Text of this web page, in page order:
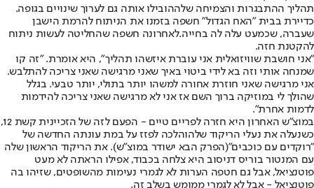
תהליך ההתבגרות והצמיחה שלההובילו אותה גם לערוך שינויים בגופה.
כדיירת בבית "האח הגדול" חשפה בזמנו את הניתוח להרמת הישבן
שעברה, שכמעט עלה לה בחייה.לאחרונה חשפה שהחליטה לעשות ניתוח
להקטנת חזה.
"אני חושבת שוויזואלית אני עוברת איזשהו תהליך", היא אומרת. "זה קו
שמנחה אותי וזה בא לידי ביטוי באיך שאני מרגישה שאני צריכה להתלבש.
אני מרגישה שאני חוזרת אחורה למשהו יותר בתולי, יותר טבעי. בגלל
שהולך לי במוזיקה ברוך השם אז אני לא מרגישה שאני צריכה להידמות
לדמות אחרת".
במוצ"ש האחרון היא חזרה לפריים טיים - הפעם לזה של הזכיינית קשת 12,
כשנעלה את נעלי הריקוד שלהוהלכה לפזז על במת עונתה החדשה של
"רוקדים עם כוכבים"(הפרק הבא ישודר במוצ"ש). את הריקוד הראשון שלה
עם המנטור בוריס דניסוב היא צלחה בכבוד, אפילו הראתה לא מעט
פוטנציאל, אבל גם חטפה הערות לא לגמרי נעימות מהשופטים, שזיהו בה
פוטנציאל - אבל לא לגמרי ממומש בשלב זה.